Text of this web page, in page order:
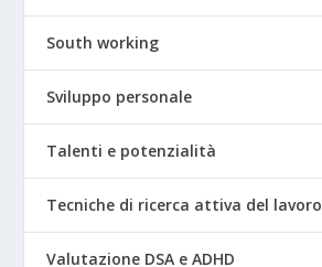
South working
Sviluppo personale
Talenti e potenzialità
Tecniche di ricerca attiva del lavoro
Valutazione DSA e ADHD